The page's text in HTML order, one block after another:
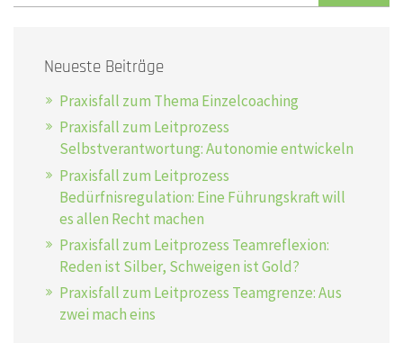
Neueste Beiträge
Praxisfall zum Thema Einzelcoaching
Praxisfall zum Leitprozess
Selbstverantwortung: Autonomie entwickeln
Praxisfall zum Leitprozess
Bedürfnisregulation: Eine Führungskraft will
es allen Recht machen
Praxisfall zum Leitprozess Teamreflexion:
Reden ist Silber, Schweigen ist Gold?
Praxisfall zum Leitprozess Teamgrenze: Aus
zwei mach eins